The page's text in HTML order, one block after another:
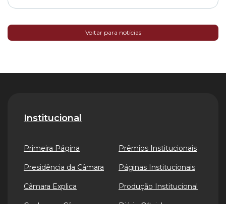
Voltar para notícias
Institucional
Primeira Página
Presidência da Câmara
Câmara Explica
Prêmios Institucionais
Páginas Institucionais
Produção Institucional